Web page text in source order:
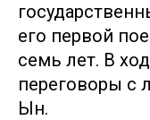
его первой
семь лет. В
переговоры с
Ын.